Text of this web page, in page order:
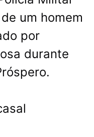
um homem
por
durante